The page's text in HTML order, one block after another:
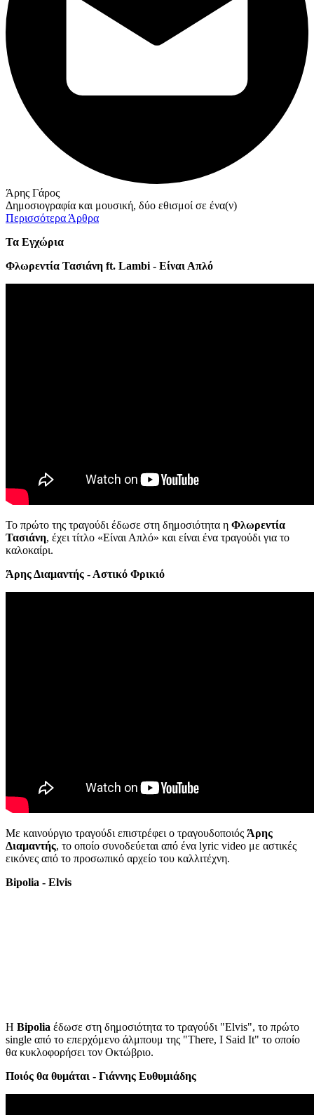
Άρης Γάρος
Δημοσιογραφία και μουσική, δύο εθισμοί σε ένα(ν)
Περισσότερα Άρθρα
Τα Εγχώρια
Φλωρεντία Τασιάνη ft. Lambi - Είναι Απλό
Το πρώτο της τραγούδι έδωσε στη δημοσιότητα η Φλωρεντία
Τασιάνη, έχει τίτλο «Είναι Απλό» και είναι ένα τραγούδι για το
καλοκαίρι.
Άρης Διαμαντής - Αστικό Φρικιό
Με καινούργιο τραγούδι επιστρέφει ο τραγουδοποιός Άρης
Διαμαντής, το οποίο συνοδεύεται από ένα lyric video με αστικές
εικόνες από το προσωπικό αρχείο του καλλιτέχνη.
Bipolia - Elvis
Η Bipolia έδωσε στη δημοσιότητα το τραγούδι "Elvis", το πρώτο
single από το επερχόμενο άλμπουμ της "There, I Said It" το οποίο
θα κυκλοφορήσει τον Οκτώβριο.
Ποιός θα θυμάται - Γιάννης Ευθυμιάδης